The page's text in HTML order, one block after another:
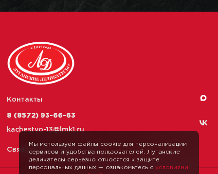
Мы используем файлы cookie для персонализации
сервисов и удобства пользователей. Луганские
деликатесы серьезно относятся к защите
персональных данных — ознакомьтесь с условиями
Контакты
8 (8572) 93-66-63
kachestvo-13@lmk1.ru
Связаться с нами